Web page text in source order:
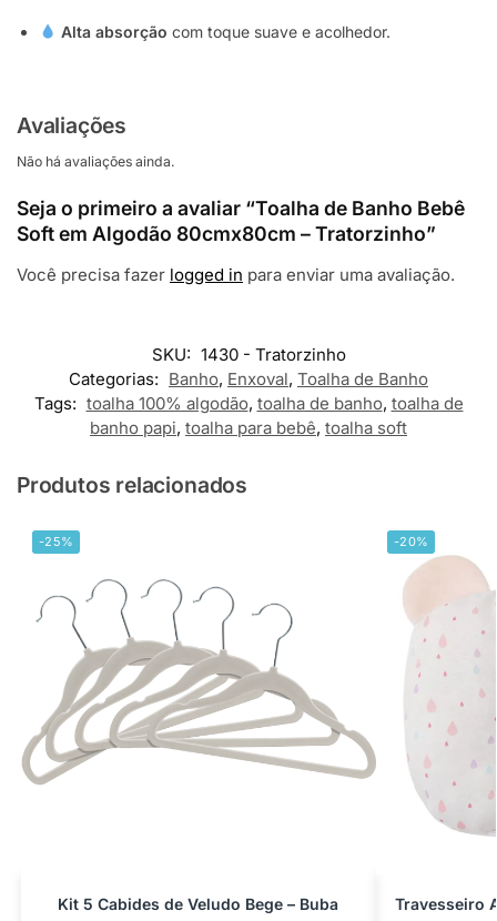
Alta absorção com toque suave e acolhedor.
Avaliações
Não há avaliações ainda.
Seja o primeiro a avaliar “Toalha de Banho Bebê
Soft em Algodão 80cmx80cm – Tratorzinho”
Você precisa fazer logged in para enviar uma avaliação.
SKU: 1430 - Tratorzinho
Categorias: Banho, Enxoval, Toalha de Banho
Tags: toalha 100% algodão, toalha de banho, toalha de
banho papi, toalha para bebê, toalha soft
Produtos relacionados
-25%
Kit 5 Cabides de Veludo Bege – Buba
-20%
Travesseiro